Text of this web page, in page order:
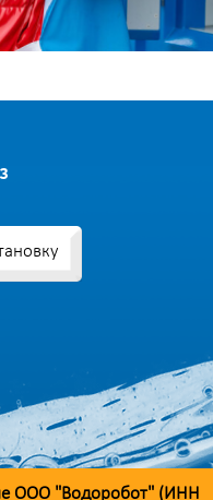
ООО "Водоробот" (ИНН